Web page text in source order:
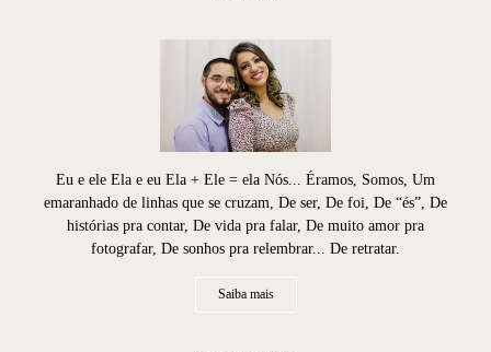
Eu e ele Ela e eu Ela + Ele = ela Nós... Éramos, Somos, Um
emaranhado de linhas que se cruzam, De ser, De foi, De “és”, De
histórias pra contar, De vida pra falar, De muito amor pra
fotografar, De sonhos pra relembrar... De retratar.
Saiba mais